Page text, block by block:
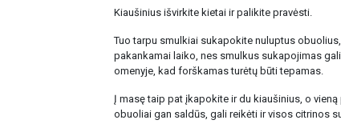
Kiaušinius išvirkite kietai ir palikite pravėsti.
Tuo tarpu smulkiai sukapokite nuluptus
pakankamai laiko, nes smulkus sukapojimas
omenyje, kad forškamas turėtų būti tepamas.
Į masę taip pat įkapokite ir du kiaušinius, o
obuoliai gan saldūs, gali reikėti ir visos citrinos